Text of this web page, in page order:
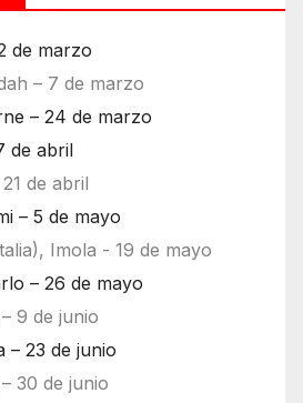
de marzo
– 7 de marzo
– 24 de marzo
de abril
de abril
– 5 de mayo
Imola - 19 de mayo
– 26 de mayo
9 de junio
– 23 de junio
30 de junio